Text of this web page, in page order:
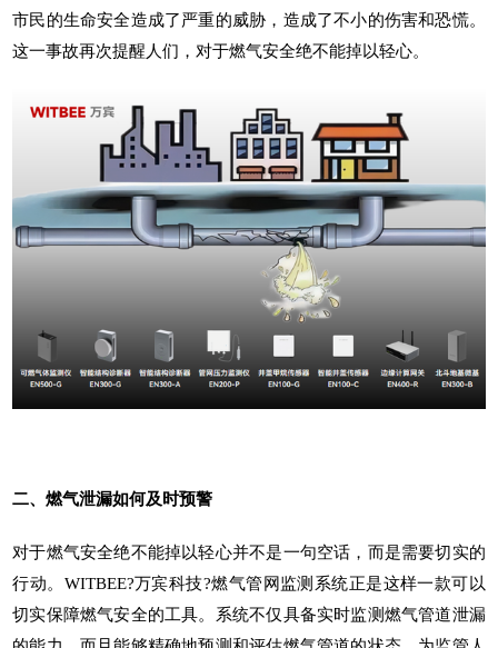
市民的生命安全造成了严重的威胁，造成了不小的伤害和恐慌。
这一事故再次提醒人们，对于燃气安全绝不能掉以轻心。
二、燃气泄漏如何及时预警
对于燃气安全绝不能掉以轻心并不是一句空话，而是需要切实的
行动。WITBEE?万宾科技?燃气管网监测系统正是这样一款可以
切实保障燃气安全的工具。系统不仅具备实时监测燃气管道泄漏